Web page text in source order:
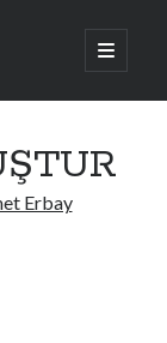
ana
menüyü
Erbay